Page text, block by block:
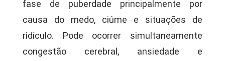
fase de puberdade principalmente por
causa do medo, ciúme e situações de
ridículo. Pode ocorrer simultaneamente
congestão cerebral, ansiedade e